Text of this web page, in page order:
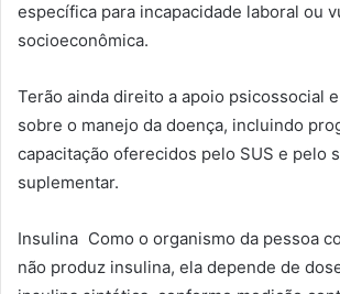
específica para incapacidade laboral ou
socioeconômica.
Terão ainda direito a apoio psicossocial
sobre o manejo da doença, incluindo
capacitação oferecidos pelo SUS e pelo
suplementar.
Insulina Como o organismo da pessoa
não produz insulina, ela depende de